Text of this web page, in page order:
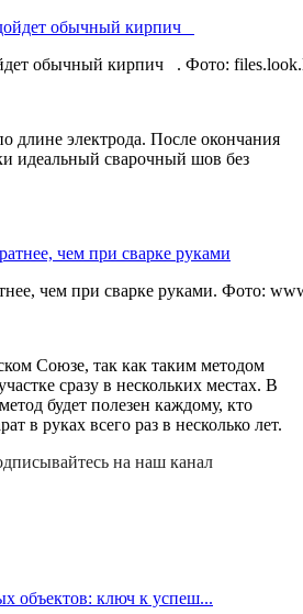
обычный кирпич . Фото:
длине электрода. После окончания
идеальный сварочный шов без
чем при сварке руками. Фото:
Союзе, так как таким методом
сразу в нескольких местах. В
будет полезен каждому, кто
в руках всего раз в несколько лет.
на наш канал
объектов: ключ к успеш...